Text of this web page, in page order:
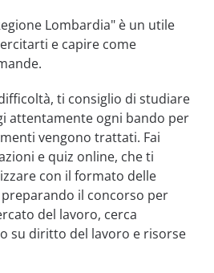
Lombardia" è un utile
e capire come
ti consiglio di studiare
attentamente ogni bando per
vengono trattati. Fai
e quiz online, che ti
con il formato delle
il concorso per
del lavoro, cerca
su diritto del lavoro e risorse